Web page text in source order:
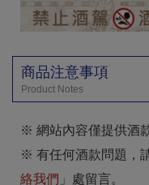
商品注意事項
Product Notes
※ 網站內容僅提供酒
※ 有任何酒款問題，
絡我們 」處留言。